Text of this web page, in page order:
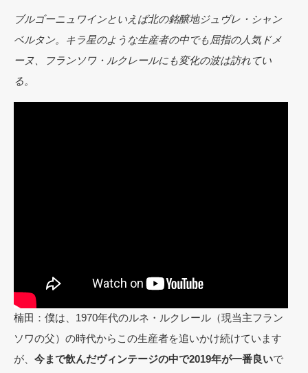
ブルゴーニュワインといえば北の銘醸地ジュヴレ・シャン
ベルタン。キラ星のような生産者の中でも屈指の人気ドメ
ーヌ、フランソワ・ルクレールにも変化の波は訪れてい
る。
楠田：僕は、1970年代のルネ・ルクレール（現当主フラン
ソワの父）の時代からこの生産者を追いかけ続けています
が、 今まで飲んだヴィンテージの中で2019年が一番良いで